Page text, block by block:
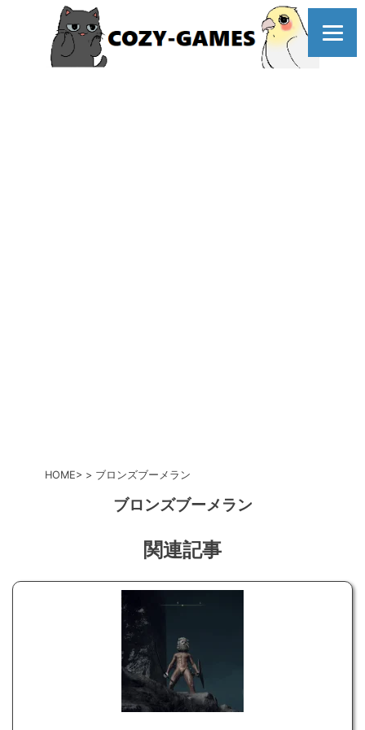
HOME ブロンズブーメラン
ブロンズブーメラン
関連記事